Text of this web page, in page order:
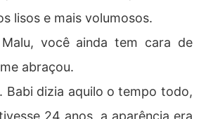
lisos e mais volumosos.
você ainda tem cara de
abraçou.
Babi dizia aquilo o tempo todo,
24 anos, a aparência era